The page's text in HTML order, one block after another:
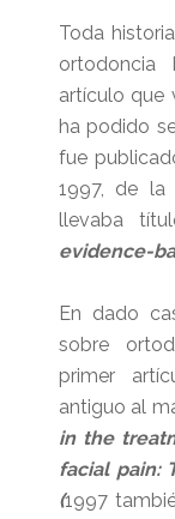
Toda
ortodoncia
artículo que
ha podido
fue
1997, de la
llevaba
evidence-
En dado
sobre
primer
antiguo al
in the
facial pain:
(1997